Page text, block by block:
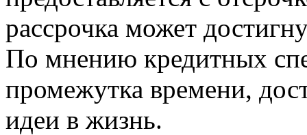
рассрочка может
По мнению кредитных
промежутка времени,
идеи в жизнь.